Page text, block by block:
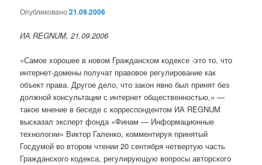
Опубликовано21.09.2006
ИА REGNUM, 21.09.2006
«Самое хорошее в новом Гражданском кодексе -это то, что
интернет-домены получат правовое регулирование как
объект права. Другое дело, что закон явно был принят без
должной консультации с интернет общественностью,» —
такое мнение в беседе с корреспондентом ИА REGNUM
высказал эксперт фонда «Финам — Информационные
технологии» Виктор Галенко, комментируя принятый
Госдумой во втором чтении 20 сентября четвертую часть
Гражданского кодекса, регулирующую вопросы авторского